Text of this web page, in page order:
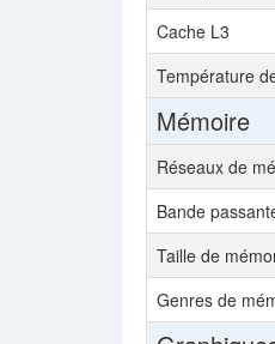
Cache L3
Température
Mémoire
Réseaux de
Bande
Taille de
Genres de